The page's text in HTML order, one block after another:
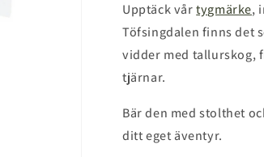
Upptäck vårtygmärke,
Töfsingdalen finns det
vidder med tallurskog,
tjärnar.
Bär den med stolthet
ditt eget äventyr.